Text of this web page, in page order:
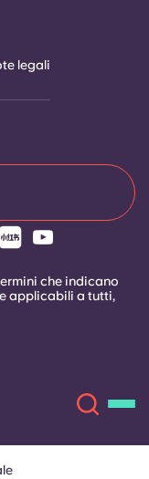
legali
che indicano
applicabili a tutti,